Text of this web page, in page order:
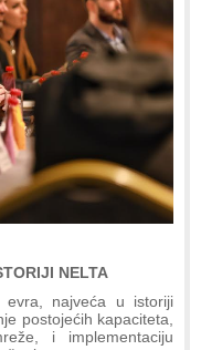
NELTA
evra, najveća u istoriji
postojećih kapaciteta,
i implementaciju